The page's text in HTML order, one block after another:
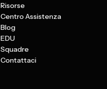
Risorse
Centro Assistenza
Blog
EDU
Squadre
Contattaci